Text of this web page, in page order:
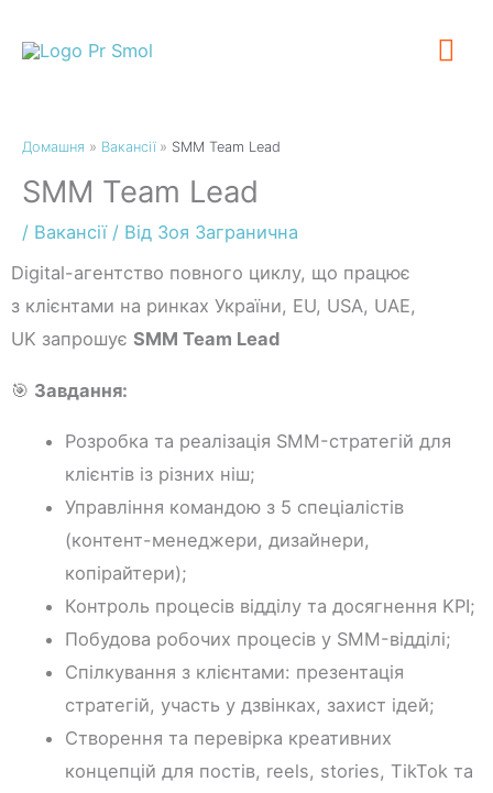
Домашня Вакансії SMM Team Lead
SMM Team Lead
/ Вакансії/ Від Зоя Загранична
Digital-агентство повного циклу, що працює
з клієнтами на ринках України, EU, USA, UAE,
UK запрошує SMM Team Lead
🎯 Завдання:
Розробка та реалізація SMM-стратегій для
клієнтів із різних ніш;
Управління командою з 5 спеціалістів
(контент-менеджери, дизайнери,
копірайтери);
Контроль процесів відділу та досягнення KPI;
Побудова робочих процесів у SMM-відділі;
Спілкування з клієнтами: презентація
стратегій, участь у дзвінках, захист ідей;
Створення та перевірка креативних
концепцій для постів, reels, stories, TikTok та